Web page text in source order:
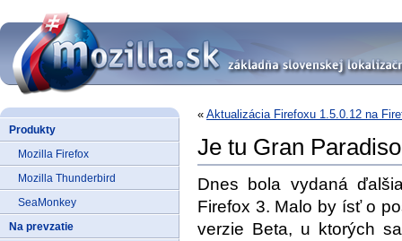
Produkty
Mozilla Firefox
Mozilla Thunderbird
SeaMonkey
Na prevzatie
« Aktualizácia Firefoxu 1.5.0.12 na
Je tu Gran
Dnes bola vydaná
Firefox 3. Malo by ísť o
verzie Beta, u ktorých